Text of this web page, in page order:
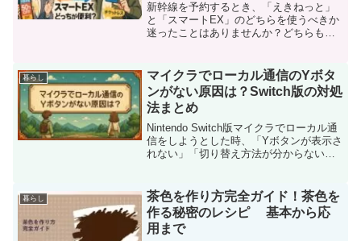
新幹線を予約するとき、「えきねっと」
と「スマートEX」のどちらを使うべきか
迷ったことはありませんか？どちらも便
て予約後の変更やキャンセルの柔軟性に
は意外と大きな違いがあ...
暮らし
マイクラでローカル通信のYボタ
ンがない原因は？Switch版の対処
法まとめ
Nintendo Switch版マイクラでローカル通
信をしようとした時、「Yボタンが表示さ
れない」「切り替え方法が分からない」
ともあり、以前は普通にできていた操作
が突然...
暮らし
茶色を作り方完全ガイド！茶色を
作る秘密のレシピ 基本から応
用まで